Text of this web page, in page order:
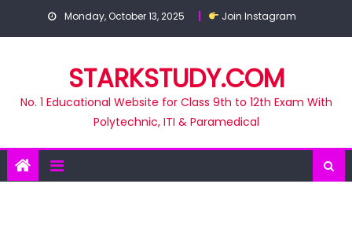
Monday, October 13, 2025 Join Instagram
STARKSTUDY.COM
No. 1 Educational Website for Class 9th to 12th Exam With
Polytechnic, ITI & Paramedical